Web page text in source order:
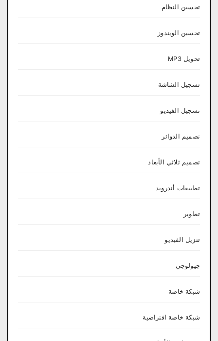
تحسين النظام
تحسين الويندوز
تحويل MP3
تسجيل الشاشة
تسجيل الفيديو
تصميم الدوائر
تصميم ثلاثي الأبعاد
تطبيقات أندرويد
تطوير
تنزيل الفيديو
جيولوجي
شبكة خاصة
شبكة خاصة افتراضية